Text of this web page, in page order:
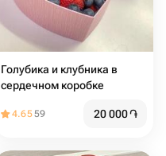
Голубика и клубника в
сердечном коробке
4.6559 20 000֏